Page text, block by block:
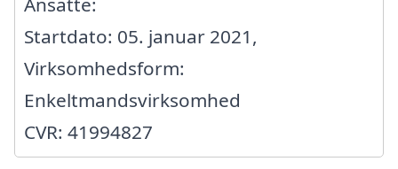
Startdato: 05. januar 2021,
Virksomhedsform:
Enkeltmandsvirksomhed
CVR: 41994827